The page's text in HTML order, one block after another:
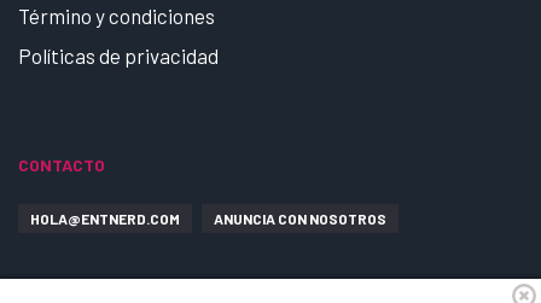
Término y condiciones
Políticas de privacidad
CONTACTO
HOLA@ENTNERD.COM ANUNCIA CON NOSOTROS